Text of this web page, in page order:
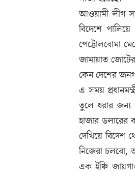
আওয়ামী লীগ
বিদেশে
পেট্টোলবোমা
জামায়াত
কেন দেশের
এ সময়
তুলে ধরার জন্য
হাজার ডলারের
দেখিয়ে বিদেশ
নিজেরা চলবো,
এক ইঞ্চি